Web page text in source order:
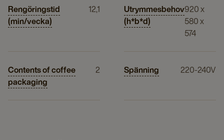
Rengöringstid
(min/vecka)
12,1
Utrymmesbehov
(h*b*d)
920 x
580 x
574
Contents of coffee
packaging
2 Spänning 220-240V